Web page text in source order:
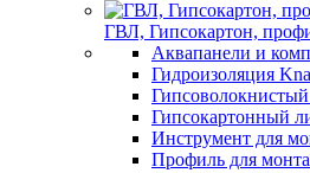
ГВЛ, Гипсокартон,
Аквапанели и
Гидроизоляция
Гипсокартонный
Инструмент для
Профиль для